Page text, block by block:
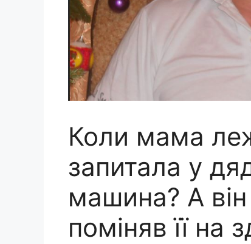
Коли мама
запитала у
машина? А він
поміняв її на